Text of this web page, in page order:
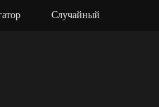
Случайный